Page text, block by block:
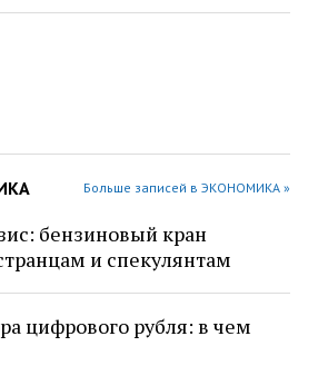
Больше записей в ЭКОНОМИКА »
бензиновый кран
и спекулянтам
цифрового рубля: в чем